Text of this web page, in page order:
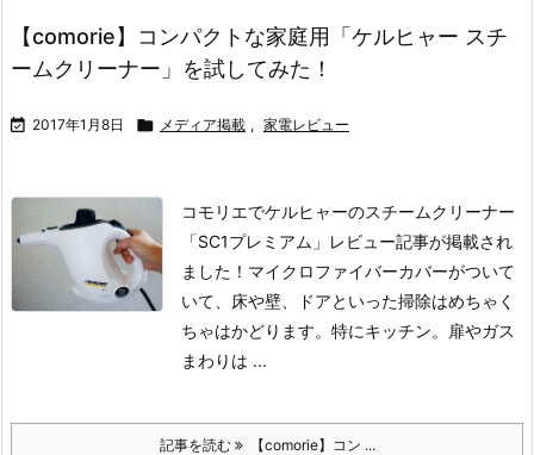
【comorie】コンパクトな家庭用「ケルヒャー スチ
ームクリーナー」を試してみた！
 2017年1月8日  メディア掲載 , 家電レビュー
コモリエでケルヒャーのスチームクリーナー
「SC1プレミアム」レビュー記事が掲載され
ました！ マイクロファイバーカバーがついて
いて、床や壁、ドアといった掃除はめちゃく
ちゃはかどります。 特にキッチン。扉やガス
まわりは ...
記事を読む 【comorie】コン ...